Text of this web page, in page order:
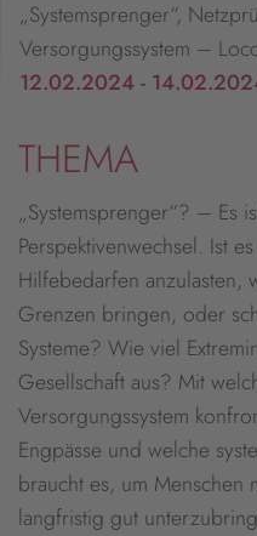
„Systemsprenger“,
Versorgungssystem –
12.02.2024 -
THEMA
„Systemsprenger“? – Es
Perspektivenwechsel. Ist
Hilfebedarfen anzulasten,
Grenzen bringen, oder
Systeme? Wie viel
Gesellschaft aus? Mit
Versorgungssystem
Engpässe und welche
braucht es, um
langfristig gut